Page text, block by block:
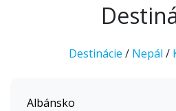
Destinácie / Nepál /
Albánsko